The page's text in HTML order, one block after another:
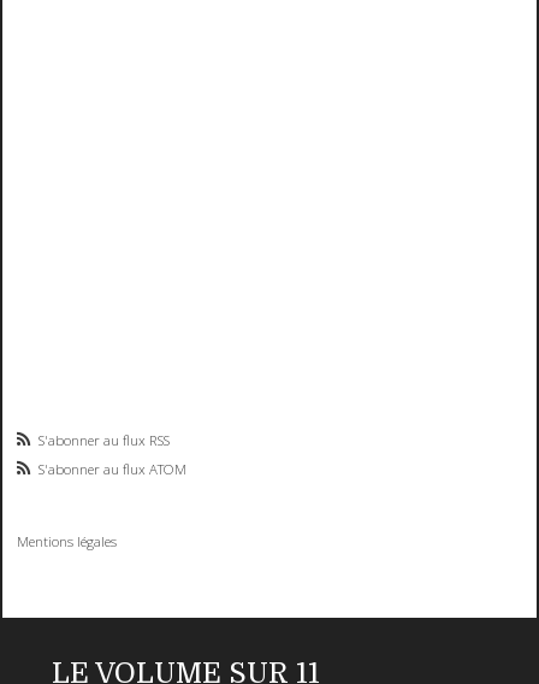
S'abonner au flux RSS
S'abonner au flux ATOM
Mentions légales
LE VOLUME SUR 11